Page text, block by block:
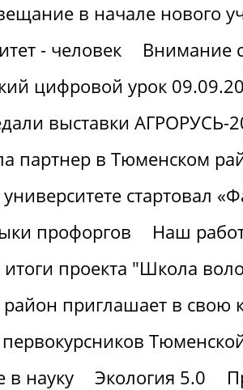
в начале нового
- человек
Внимание
цифровой урок
выставки АГРОРУСЬ-
партнер в Тюменском
стартовал
профоргов
Наш
проекта "Школа
приглашает в свою
в науку
Экология 5.0